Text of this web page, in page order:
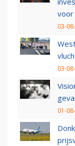
voor
03-
03-
01-